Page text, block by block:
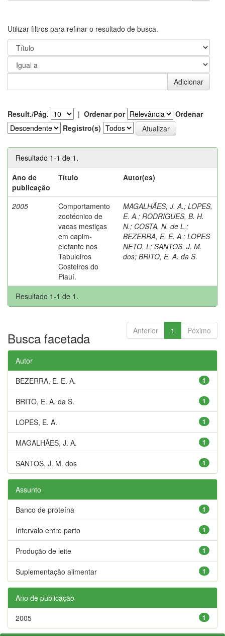
Utilizar filtros para refinar o resultado de busca.
Result./Pág. | Ordenar por
Ordenar
Registro(s)
Resultado 1-1 de 1.
Ano de
publicação
Título Autor(es)
2005
Comportamento
zootécnico de
vacas mestiças
em capim-
elefante nos
Tabuleiros
Costeiros do
Piauí.
MAGALHÃES, J. A.; LOPES,
E. A.; RODRIGUES, B. H.
N.; COSTA, N. de L.;
BEZERRA, E. E. A.; LOPES
NETO, L; SANTOS, J. M.
dos; BRITO, E. A. da S.
Resultado 1-1 de 1.
Anterior 1 Póximo
Busca facetada
Autor
1
BEZERRA, E. E. A.
1
BRITO, E. A. da S.
1
LOPES, E. A.
1
MAGALHÃES, J. A.
1
SANTOS, J. M. dos
Assunto
1
Banco de proteína
1
Intervalo entre parto
1
Produção de leite
1
Suplementação alimentar
Ano de publicação
1
2005